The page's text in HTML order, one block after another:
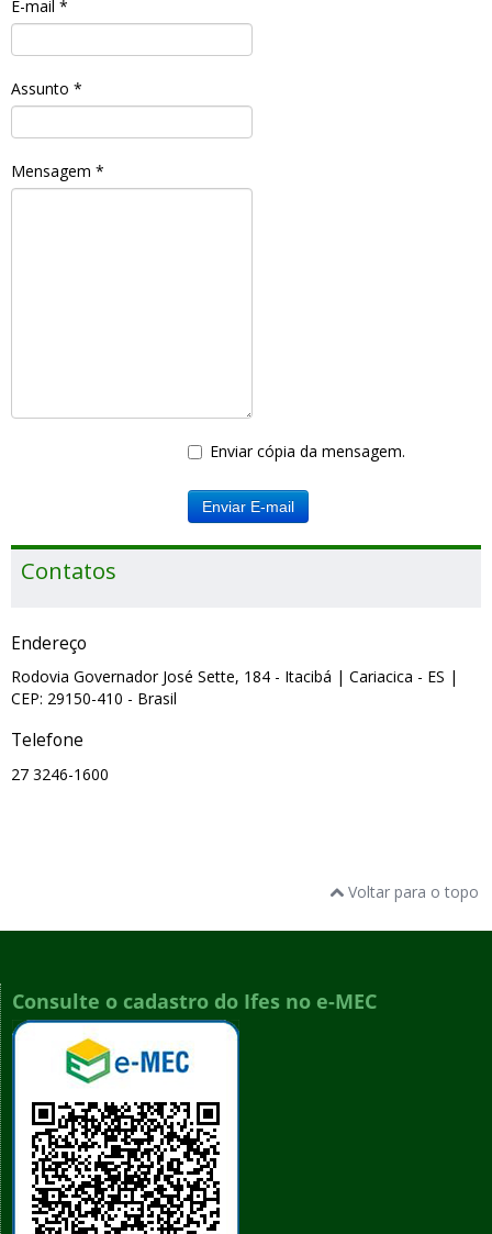
E-mail *
Assunto *
Mensagem *
Enviar cópia da mensagem.
Enviar E-mail
Contatos
Endereço
Rodovia Governador José Sette, 184 - Itacibá | Cariacica - ES |
CEP: 29150-410 - Brasil
Telefone
27 3246-1600
Voltar para o topo
Consulte o cadastro do Ifes no e-MEC